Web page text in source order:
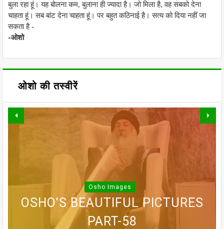
बुला रहा हूं। यह बोलना कम, बुलाना ही ज्यादा है। जो मिला है, वह सबको देना
चाहता हूं। सब बांट देना चाहता हूं। पर बहुत कठिनाई है। सत्य को दिया नहीं जा
सकता है -
-ओशो
ओशो की तस्वीरें
OSHO'S BEAUTIFUL PICTURES
PART-1
Osho Images
OSHO'S BEAUTIFUL PICTURES
PART-58
OSHO'S BEAUTIFUL PICTURES
PART-56
OSHO'S BEAUTIFUL PICTURES
PART-57
OSHO'S BEAUTIFUL PICTURES
PART-55